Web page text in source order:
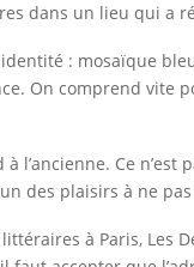
dans un lieu qui a
: mosaïque
On comprend vite
l’ancienne. Ce
des plaisirs à ne
à Paris, Les